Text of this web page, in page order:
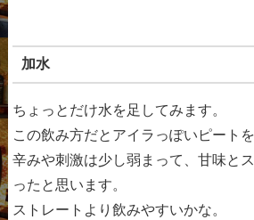
加水
ちょっとだけ水を足してみます。
この飲み方だとアイラっぽいピートを
辛みや刺激は少し弱まって、甘味と
ったと思います。
ストレートより飲みやすいかな。